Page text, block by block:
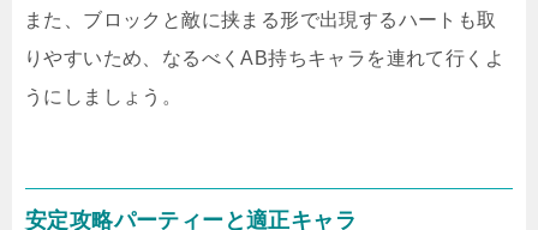
また、ブロックと敵に挟まる形で出現するハートも取
りやすいため、なるべくAB持ちキャラを連れて行くよ
うにしましょう。
安定攻略パーティーと適正キャラ